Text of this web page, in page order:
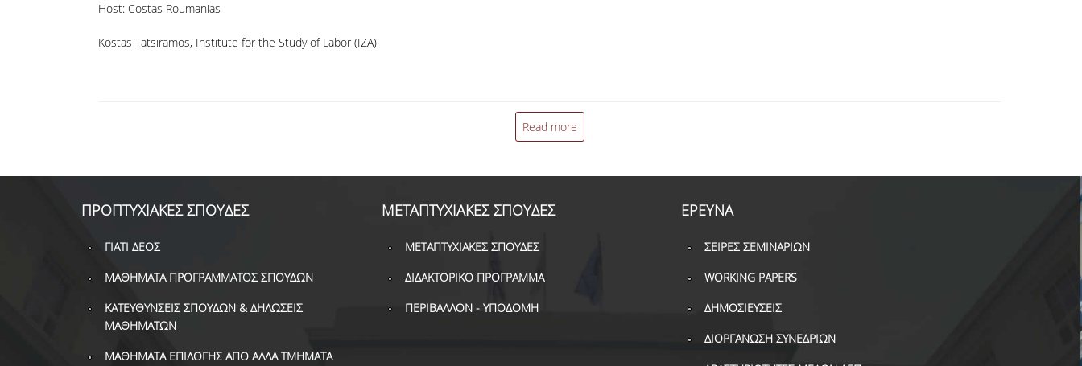
Host: Costas Roumanias
Kostas Tatsiramos, Institute for the Study of Labor (IZA)
Read more
ΠΡΟΠΤΥΧΙΑΚΕΣ ΣΠΟΥΔΕΣ
ΓΙΑΤΙ ΔΕΟΣ
ΜΑΘΗΜΑΤΑ ΠΡΟΓΡΑΜΜΑΤΟΣ ΣΠΟΥΔΩΝ
ΚΑΤΕΥΘΥΝΣΕΙΣ ΣΠΟΥΔΩΝ & ΔΗΛΩΣΕΙΣ
ΜΑΘΗΜΑΤΩΝ
ΜΑΘΗΜΑΤΑ ΕΠΙΛΟΓΗΣ ΑΠΟ ΑΛΛΑ ΤΜΗΜΑΤΑ
ΜΕΤΑΠΤΥΧΙΑΚΕΣ ΣΠΟΥΔΕΣ
ΜΕΤΑΠΤΥΧΙΑΚΕΣ ΣΠΟΥΔΕΣ
ΔΙΔΑΚΤΟΡΙΚΟ ΠΡΟΓΡΑΜΜΑ
ΠΕΡΙΒΑΛΛΟΝ - ΥΠΟΔΟΜΗ
ΕΡΕΥΝΑ
ΣΕΙΡΕΣ ΣΕΜΙΝΑΡΙΩΝ
WORKING PAPERS
ΔΗΜΟΣΙΕΥΣΕΙΣ
ΔΙΟΡΓΑΝΩΣΗ ΣΥΝΕΔΡΙΩΝ